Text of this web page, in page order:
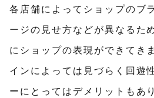
各店舗によってショップのブ
ージの見せ方などが異なるた
にショップの表現ができてき
インによっては見づらく回遊
ーにとってはデメリットもあ